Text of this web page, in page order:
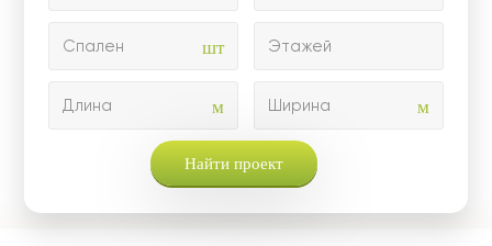
Спален шт Этажей
Длина м Ширина м